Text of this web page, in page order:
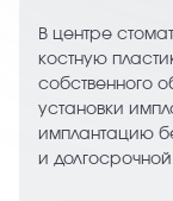
В центре
костную
собственного
установки
имплантацию
и